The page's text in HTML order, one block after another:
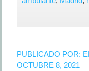
PUBLICADO POR:
OCTUBRE 8, 2021